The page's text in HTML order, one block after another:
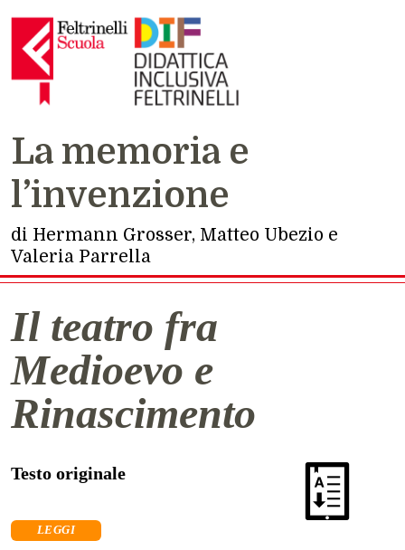
Navigazione principale
La memoria e
l’invenzione
di Hermann Grosser, Matteo Ubezio e
Valeria Parrella
Il teatro fra
Medioevo e
Rinascimento
Testo originale
LEGGI